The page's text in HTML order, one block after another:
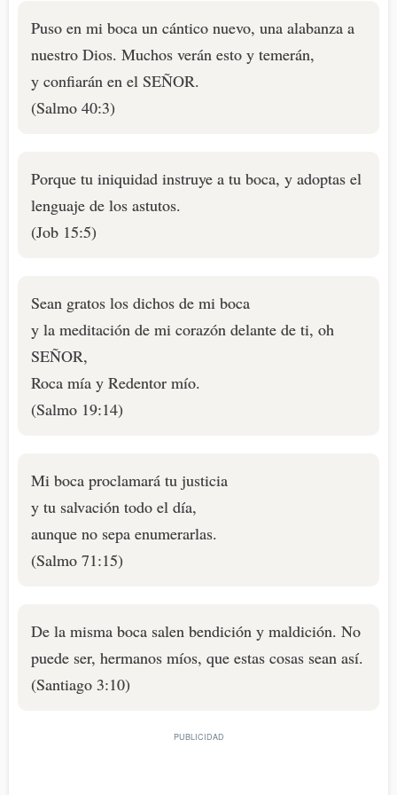
Puso en mi boca un cántico nuevo, una alabanza a
nuestro Dios. Muchos verán esto y temerán,
y confiarán en el SEÑOR.
(Salmo 40:3)
Porque tu iniquidad instruye a tu boca, y adoptas el
lenguaje de los astutos.
(Job 15:5)
Sean gratos los dichos de mi boca
y la meditación de mi corazón delante de ti, oh
SEÑOR,
Roca mía y Redentor mío.
(Salmo 19:14)
Mi boca proclamará tu justicia
y tu salvación todo el día,
aunque no sepa enumerarlas.
(Salmo 71:15)
De la misma boca salen bendición y maldición. No
puede ser, hermanos míos, que estas cosas sean así.
(Santiago 3:10)